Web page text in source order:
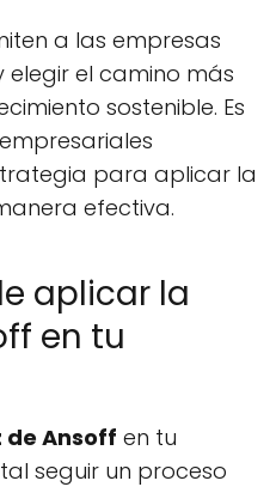
a las empresas
elegir el camino más
sostenible. Es
para aplicar la
efectiva.
aplicar la
en tu
Ansoff en tu
seguir un proceso